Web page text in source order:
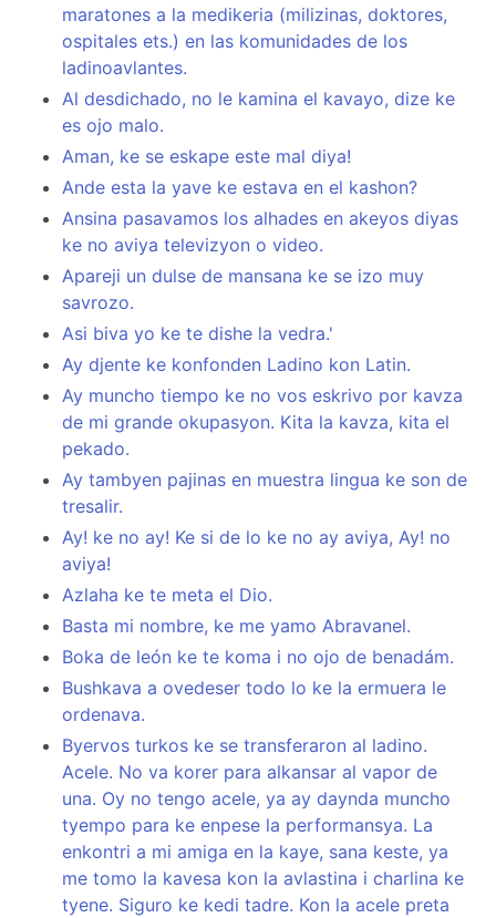
maratones a la medikeria (milizinas, doktores,
ospitales ets.) en las komunidades de los
ladinoavlantes.
Al desdichado, no le kamina el kavayo, dize ke
es ojo malo.
Aman, ke se eskape este mal diya!
Ande esta la yave ke estava en el kashon?
Ansina pasavamos los alhades en akeyos diyas
ke no aviya televizyon o video.
Apareji un dulse de mansana ke se izo muy
savrozo.
Asi biva yo ke te dishe la vedra.'
Ay djente ke konfonden Ladino kon Latin.
Ay muncho tiempo ke no vos eskrivo por kavza
de mi grande okupasyon. Kita la kavza, kita el
pekado.
Ay tambyen pajinas en muestra lingua ke son de
tresalir.
Ay! ke no ay! Ke si de lo ke no ay aviya, Ay! no
aviya!
Azlaha ke te meta el Dio.
Basta mi nombre, ke me yamo Abravanel.
Boka de león ke te koma i no ojo de benadám.
Bushkava a ovedeser todo lo ke la ermuera le
ordenava.
Byervos turkos ke se transferaron al ladino.
Acele. No va korer para alkansar al vapor de
una. Oy no tengo acele, ya ay daynda muncho
tyempo para ke enpese la performansya. La
enkontri a mi amiga en la kaye, sana keste, ya
me tomo la kavesa kon la avlastina i charlina ke
tyene. Siguro ke kedi tadre. Kon la acele preta